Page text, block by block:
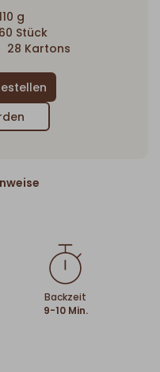
g
60 Stück
28 Kartons
Backzeit
9-10 Min.